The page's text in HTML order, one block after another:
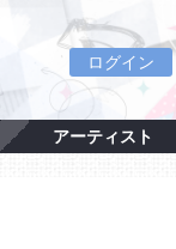
ログイン
アーティスト